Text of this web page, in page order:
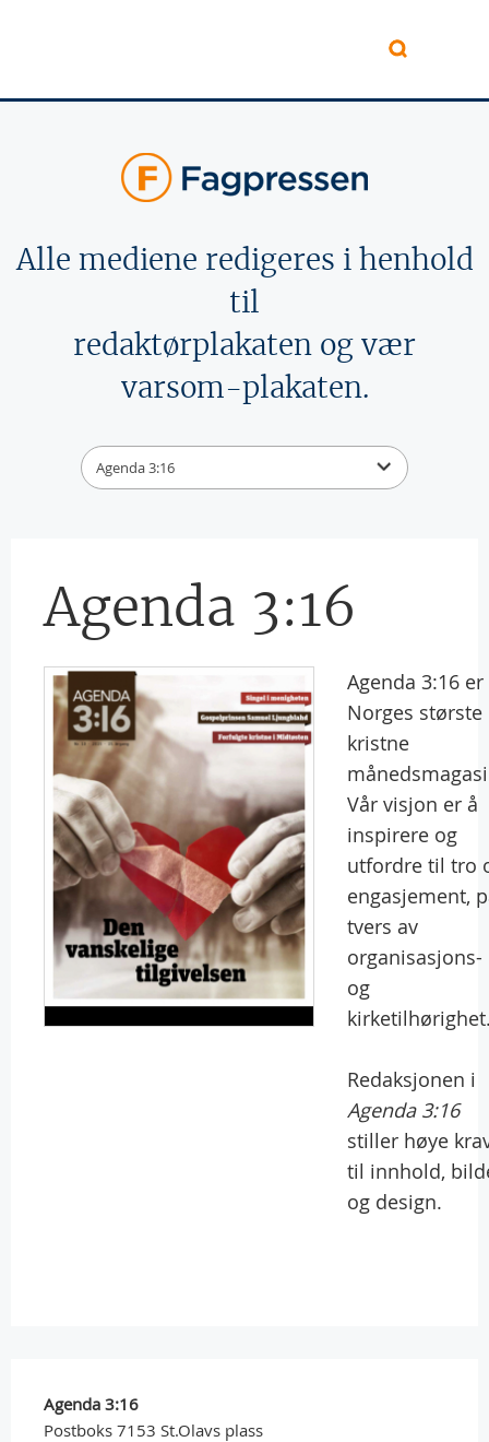
Alle mediene redigeres i henhold
til
redaktørplakaten og vær
varsom-plakaten.
Agenda 3:16
Agenda 3:16
Agenda 3:16 er
Norges største
kristne
Vår visjon er å
inspirere og
utfordre til tro
engasjement,
tvers av
organisasjons-
og
Redaksjonen i
Agenda 3:16
stiller høye
til innhold,
og design.
Agenda 3:16
Postboks 7153 St.Olavs plass